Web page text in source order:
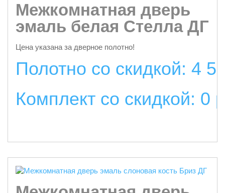
Межкомнатная дверь
эмаль белая Стелла ДГ
Цена указана за дверное полотно!
Полотно со скидкой: 4
Комплект со скидкой: 0